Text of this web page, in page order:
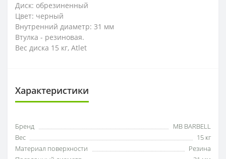
Диск: обрезиненный
Цвет: черный
Внутренний диаметр: 31 мм
Втулка - резиновая.
Вес диска 15 кг, Atlet
Характеристики
Бренд
MB BARBELL
Вес
15 кг
Материал поверхности
Резина